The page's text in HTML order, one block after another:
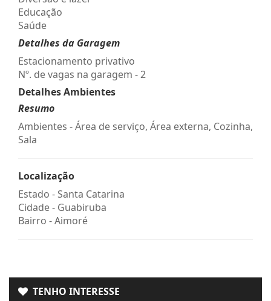
Educação
Saúde
Detalhes da Garagem
Estacionamento privativo
Nº. de vagas na garagem - 2
Detalhes Ambientes
Resumo
Ambientes - Área de serviço, Área externa, Cozinha,
Sala
Localização
Estado -Santa Catarina
Cidade - Guabiruba
Bairro -Aimoré
TENHO INTERESSE